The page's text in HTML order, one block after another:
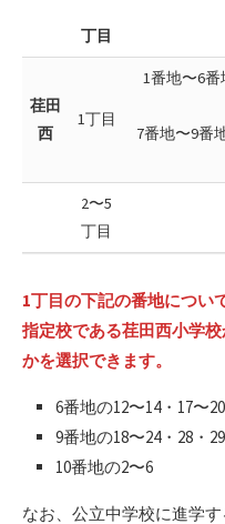
丁目
荏田
西
1丁目
1番地〜6番
7番地〜9番
2〜5
丁目
1丁目の下記の番地につい
指定校である荏田西小学
かを選択できます。
6番地の12〜14・17〜
9番地の18〜24・28・29
10番地の2〜6
なお、公立中学校に進学